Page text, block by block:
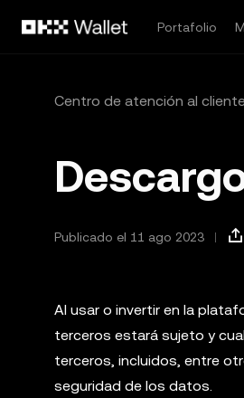
Portafolio
Centro de atención al
Publicado el 11 ago 2023
Al usar o invertir en la
terceros estará sujeto y
terceros, incluidos, entre
seguridad de los datos.